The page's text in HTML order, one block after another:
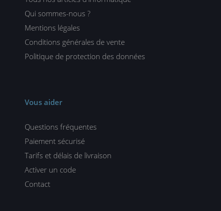
Qui sommes-nous ?
Mentions légales
Conditions générales de vente
Politique de protection des données
Vous aider
Questions fréquentes
Paiement sécurisé
Tarifs et délais de livraison
Activer un code
Contact